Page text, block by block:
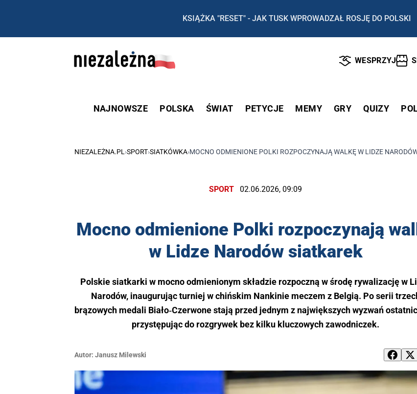
KSIĄŻKA "RESET" - JAK TUSK WPROWADZAŁ ROSJĘ DO POLSKI
WESPRZYJ
NAJNOWSZE POLSKA ŚWIAT PETYCJE MEMY GRY QUIZY
NIEZALEŻNA.PL ›SPORT›SIATKÓWKA›MOCNO ODMIENIONE POLKI ROZPOCZYNAJĄ WALKĘ W LIDZE NARODÓW
SPORT 02.06.2026, 09:09
Mocno odmienione Polki rozpoczynają
w Lidze Narodów siatkarek
Polskie siatkarki w mocno odmienionym składzie rozpoczną w środę rywalizację w
Narodów, inaugurując turniej w chińskim Nankinie meczem z Belgią. Po serii
brązowych medali Biało‑Czerwone stają przed jednym z największych wyzwań
przystępując do rozgrywek bez kilku kluczowych zawodniczek.
Autor: Janusz Milewski